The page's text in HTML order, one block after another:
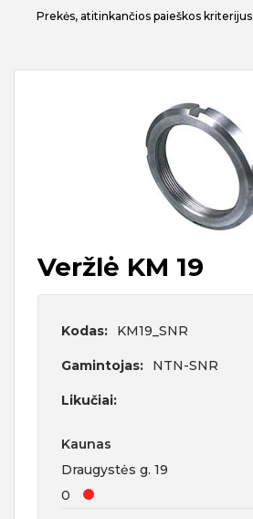
Prekės, atitinkančios paieškos kriterijus
Veržlė KM 19
Kodas: KM19_SNR
Gamintojas: NTN-SNR
Likučiai:
Kaunas
Draugystės g. 19
0